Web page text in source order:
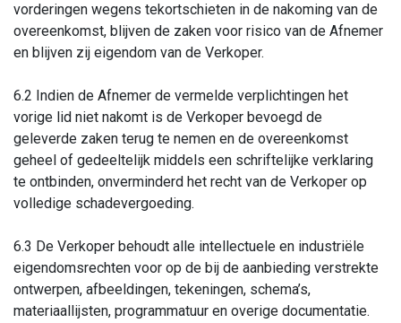
vorderingen wegens tekortschieten in de nakoming van de
overeenkomst, blijven de zaken voor risico van de Afnemer
en blijven zij eigendom van de Verkoper.
6.2 Indien de Afnemer de vermelde verplichtingen het
vorige lid niet nakomt is de Verkoper bevoegd de
geleverde zaken terug te nemen en de overeenkomst
geheel of gedeeltelijk middels een schriftelijke verklaring
te ontbinden, onverminderd het recht van de Verkoper op
volledige schadevergoeding.
6.3 De Verkoper behoudt alle intellectuele en industriële
eigendomsrechten voor op de bij de aanbieding verstrekte
ontwerpen, afbeeldingen, tekeningen, schema’s,
materiaallijsten, programmatuur en overige documentatie.